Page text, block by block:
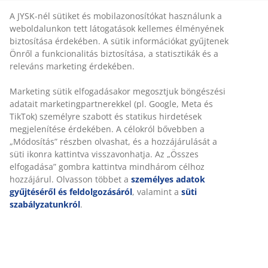
törekszünk, hogy a következőket nyújtsuk:
„A Great Offer" , ami azt jelenti, hogy a kiváló ár-érték
arányú termékeket ötvözzük a nyersanyagbeszerzéstől
a gyártáson, csomagoláson és szállításon átívelő
megfontolásokkal és kezdeményezésekkel.
„For Generations", ami azt jelenti, hogy felelősséget
vállalunk a jelenlegi és a jövő generációira gyakorolt ​​
társadalmi és környezeti hatásunkért. Ez az
elkötelezettség ügyfeleink, alkalmazottaink, a
társadalom és a környezet iránt létfontosságú része
annak, ahogyan a jövő generációinak jövőjéhez
járulunk hozzá.
Öt fókuszterületünkön a legjelentősebb hatásokat,
A JYSK-nél sütiket és mobilazonosítókat használunk a
weboldalunkon tett látogatások kellemes élményének
biztosítása érdekében. A sütik információkat gyűjtenek
Önről a funkcionalitás biztosítása, a statisztikák és a
releváns marketing érdekében.
Marketing sütik elfogadásakor megosztjuk böngészési
adatait marketingpartnerekkel (pl. Google, Meta és
TikTok) személyre szabott és statikus hirdetések
megjelenítése érdekében. A célokról bővebben a
„Módosítás” részben olvashat, és a hozzájárulását a
süti ikonra kattintva visszavonhatja. Az „Összes
elfogadása” gombra kattintva mindhárom célhoz
hozzájárul. Olvasson többet a személyes adatok
gyűjtéséről és feldolgozásáról, valamint a süti
szabályzatunkról.